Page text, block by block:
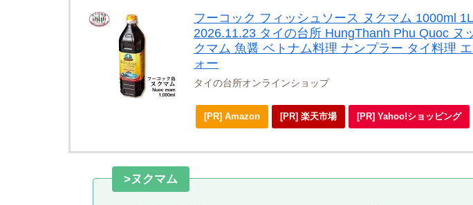
フーコック フィッシュソース ヌクマム 1000ml 1L
2026.11.23 タイの台所 HungThanh Phu Quoc ヌ
クマム 魚醤 ベトナム料理 ナンプラー タイ料理
ォー
タイの台所オンラインショップ
[PR] Amazon [PR] 楽天市場 [PR] Yahoo!ショッピング
>ヌクマム